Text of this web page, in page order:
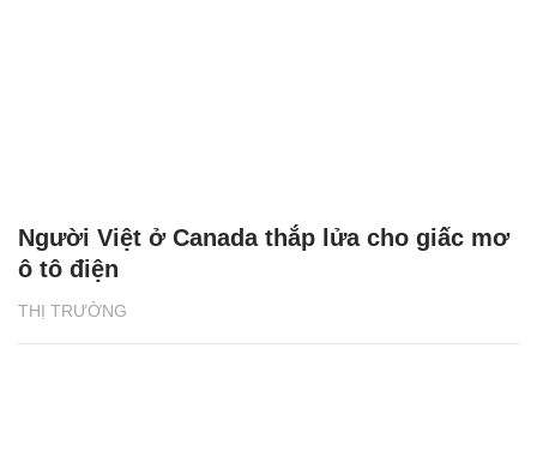
THỊ TRƯỜNG
Người Việt ở Canada thắp lửa cho giấc mơ
ô tô điện